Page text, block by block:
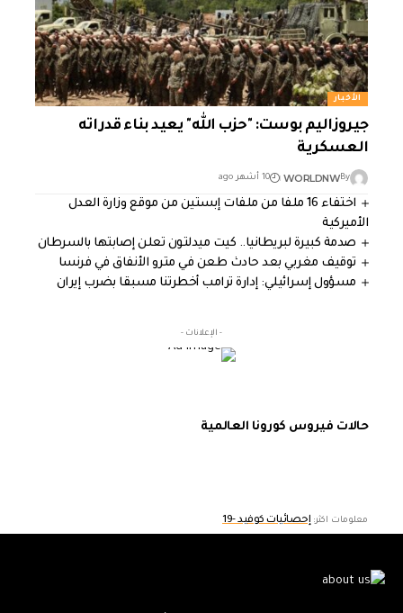
الأخبار
جيروزاليم بوست: "حزب الله" يعيد بناء قدراته
العسكرية
By
WORLDNW 10 أشهر ago
اختفاء 16 ملفا من ملفات إبستين من موقع وزارة العدل
الأميركية
صدمة كبيرة لبريطانيا.. كيت ميدلتون تعلن إصابتها بالسرطان
توقيف مغربي بعد حادث طعن في مترو الأنفاق في فرنسا
مسؤول إسرائيلي: إدارة ترامب أخطرتنا مسبقا بضرب إيران
- الإعلانات -
حالات فيروس كورونا العالمية
معلومات اكثر: إحصائيات كوفيد -19